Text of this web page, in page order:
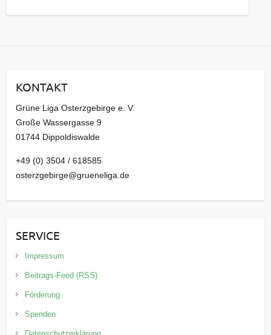
a
v
KONTAKT
Grüne Liga Osterzgebirge e. V.
Große Wassergasse 9
01744 Dippoldiswalde
+49 (0) 3504 / 618585
osterzgebirge@grueneliga.de
SERVICE
Impressum
Beitrags-Feed (RSS)
Förderung
Spenden